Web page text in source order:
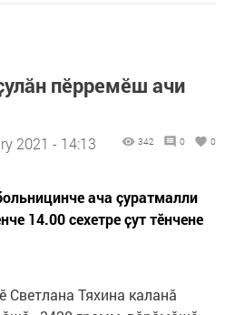
пӗрремӗш ачи
2021 - 14:13 342 0 0
ача çуратмалли
14.00 сехетре ҫут тӗнчене
Светлана Тяхина каланӑ